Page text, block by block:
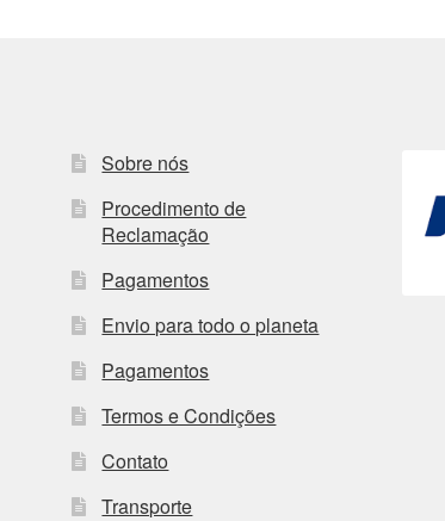
Sobre nós
Procedimento de
Reclamação
Pagamentos
Envio para todo o planeta
Pagamentos
Termos e Condições
Contato
Transporte